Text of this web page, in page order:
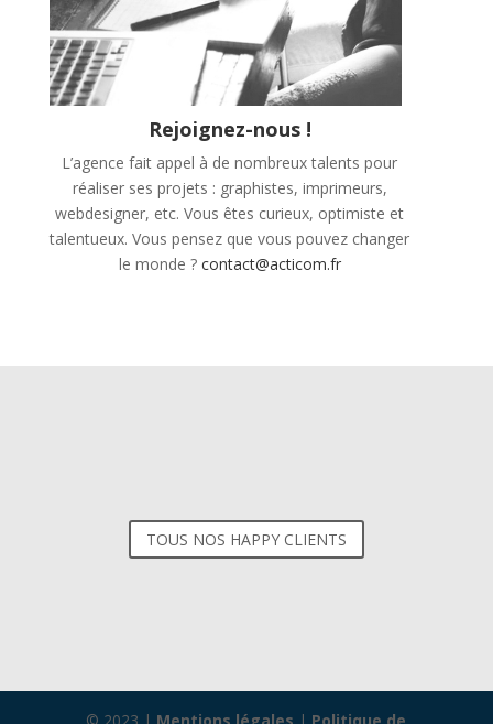
Rejoignez-nous !
L’agence fait appel à de nombreux talents pour
réaliser ses projets : graphistes, imprimeurs,
webdesigner, etc. Vous êtes curieux, optimiste et
talentueux. Vous pensez que vous pouvez changer
le monde ? contact@acticom.fr
TOUS NOS HAPPY CLIENTS